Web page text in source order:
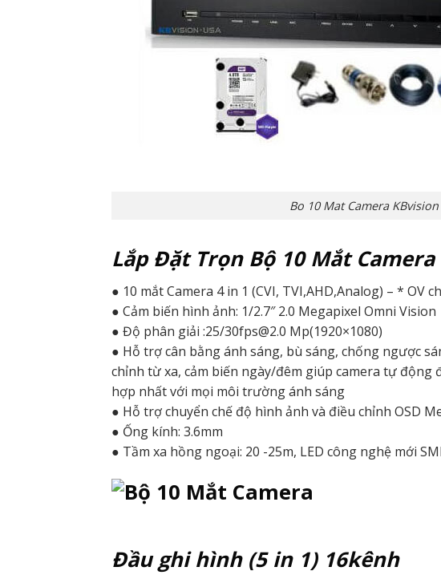
Bo 10 Mat Camera
Lắp Đặt Trọn Bộ 10 Mắt
● 10 mắt Camera 4 in 1 (CVI, TVI,AHD,Analog) – * OV
● Cảm biến hình ảnh: 1/2.7″ 2.0 Megapixel Omni Vision
● Độ phân giải :25/30fps@2.0 Mp(1920×1080)
● Hỗ trợ cân bằng ánh sáng, bù sáng, chống ngược
chỉnh từ xa, cảm biến ngày/đêm giúp camera tự động
hợp nhất với mọi môi trường ánh sáng
● Hỗ trợ chuyển chế độ hình ảnh và điều chỉnh OSD
● Ống kính: 3.6mm
● Tầm xa hồng ngoại: 20 -25m, LED công nghệ mới
Đầu ghi hình (5 in 1) 16kênh